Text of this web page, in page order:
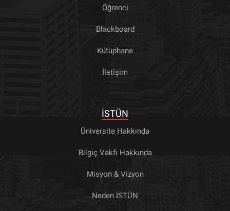
Öğrenci
Blackboard
Kütüphane
İletişim
İSTÜN
Üniversite Hakkında
Bilgiç Vakfı Hakkında
Misyon & Vizyon
Neden İSTÜN